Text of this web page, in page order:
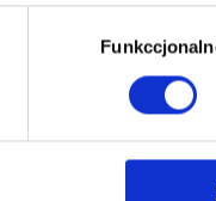
wałkiem
metoda malarska,